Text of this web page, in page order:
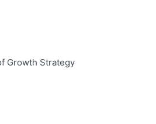
Growth Strategy